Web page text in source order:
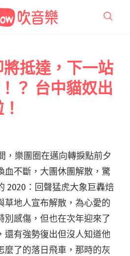
抵達，下一站
？ 台中貓奴出
，樂團圈在邁向轉捩點前夕
血不斷，大團休團解散，驚
2020：回聲猛虎大象巨轟焙
草地人宣布解散，為心愛的
別感傷，但也在次年迎來了
還有強勢復出但沒人知道他
麼了的落日飛車，那時的灰